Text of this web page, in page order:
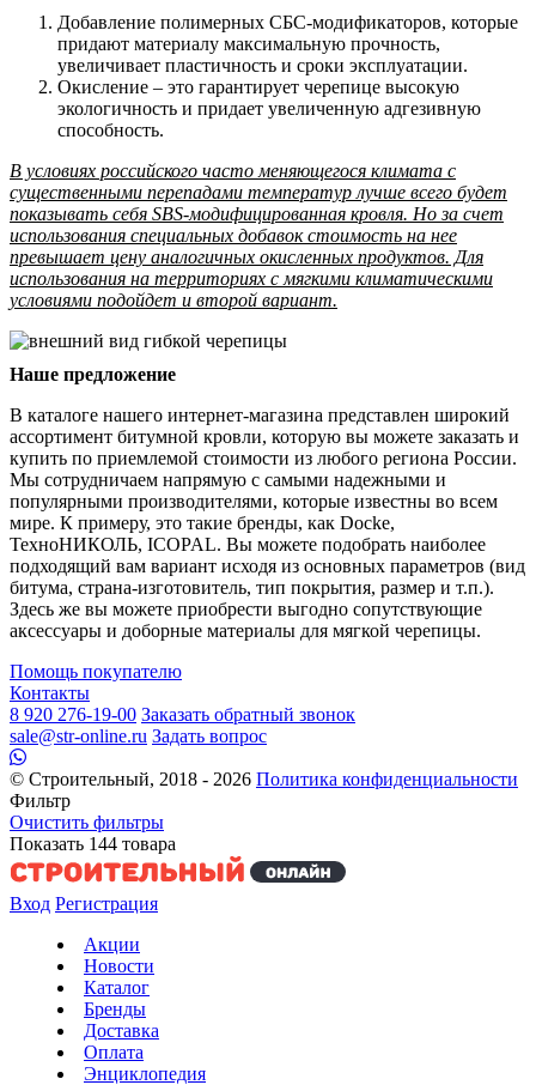
Добавление полимерных СБС-модификаторов, которые
придают материалу максимальную прочность,
увеличивает пластичность и сроки эксплуатации.
Окисление – это гарантирует черепице высокую
экологичность и придает увеличенную адгезивную
способность.
В условиях российского часто меняющегося климата с
существенными перепадами температур лучше всего будет
показывать себя SBS-модифицированная кровля. Но за счет
использования специальных добавок стоимость на нее
превышает цену аналогичных окисленных продуктов. Для
использования на территориях с мягкими климатическими
условиями подойдет и второй вариант.
Наше предложение
В каталоге нашего интернет-магазина представлен широкий
ассортимент битумной кровли, которую вы можете заказать и
купить по приемлемой стоимости из любого региона России.
Мы сотрудничаем напрямую с самыми надежными и
популярными производителями, которые известны во всем
мире. К примеру, это такие бренды, как Docke,
ТехноНИКОЛЬ, ICOPAL. Вы можете подобрать наиболее
подходящий вам вариант исходя из основных параметров (вид
битума, страна-изготовитель, тип покрытия, размер и т.п.).
Здесь же вы можете приобрести выгодно сопутствующие
аксессуары и доборные материалы для мягкой черепицы.
Помощь покупателю
Контакты
8 920 276-19-00 Заказать обратный звонок
sale@str-online.ru Задать вопрос
© Строительный, 2018 - 2026 Политика конфиденциальности
Фильтр
Очистить фильтры
Показать 144 товара
Вход Регистрация
Акции
Новости
Каталог
Бренды
Доставка
Оплата
Энциклопедия